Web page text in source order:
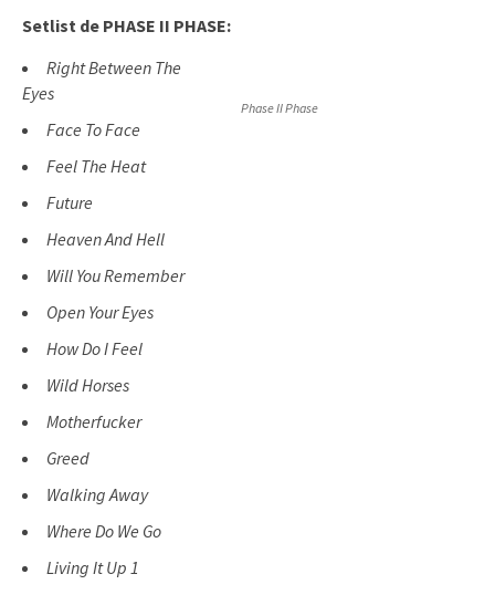
Setlist de PHASE II PHASE:
Phase II Phase
Right Between The
Eyes
Face To Face
Feel The Heat
Future
Heaven And Hell
Will You Remember
Open Your Eyes
How Do I Feel
Wild Horses
Motherfucker
Greed
Walking Away
Where Do We Go
Living It Up 1